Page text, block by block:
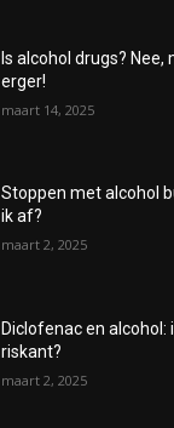
Is alcohol drugs? Nee,
erger!
maart 14, 2025
Stoppen met alcohol
ik af?
maart 2, 2025
Diclofenac en
riskant?
maart 2, 2025